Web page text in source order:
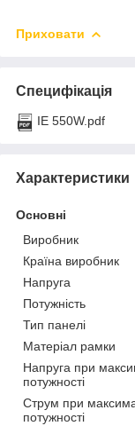
Приховати
Специфікація
IE 550W.pdf
Характеристики
Основні
Виробник
Країна виробник
Напруга
Потужність
Тип панелі
Матеріал рамки
Напруга при
потужності
Струм при
потужності